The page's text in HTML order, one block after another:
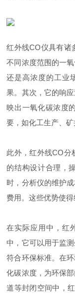
红外线CO仪具有诸
不同浓度范围的一
还是高浓度的工业
果。其次，它的响
映出一氧化碳浓度
要，如化工生产、矿
此外，红外线CO分
的结构设计合理，
时，分析仪的维护
费用。这些优势使
在实际应用中，红
中，它可以用于监
符合环保标准。在
化碳浓度，为环保
道等封闭空间中，